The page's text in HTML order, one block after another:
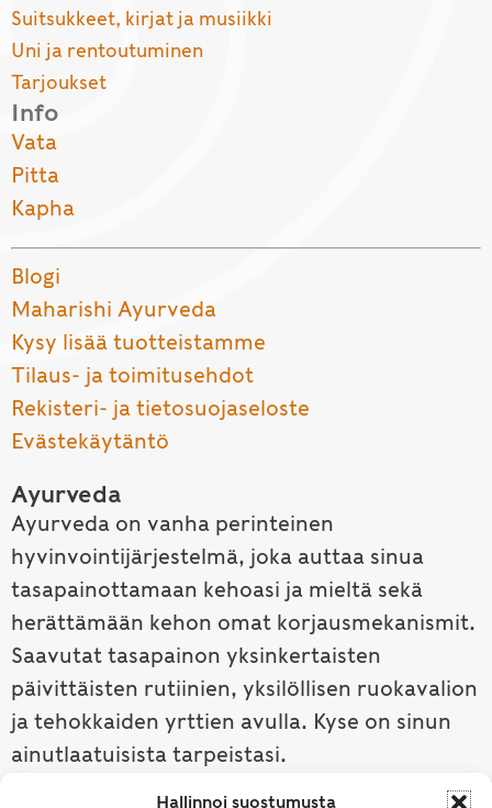
Hallinnoi suostumusta
Suitsukkeet, kirjat ja musiikki
Uni ja rentoutuminen
Tarjoukset
Info
Vata
Pitta
Kapha
Blogi
Maharishi Ayurveda
Kysy lisää tuotteistamme
Tilaus- ja toimitusehdot
Rekisteri- ja tietosuojaseloste
Evästekäytäntö
Ayurveda
Ayurveda on vanha perinteinen
hyvinvointijärjestelmä, joka auttaa sinua
tasapainottamaan kehoasi ja mieltä sekä
herättämään kehon omat korjausmekanismit.
Saavutat tasapainon yksinkertaisten
päivittäisten rutiinien, yksilöllisen ruokavalion
ja tehokkaiden yrttien avulla. Kyse on sinun
ainutlaatuisista tarpeistasi.